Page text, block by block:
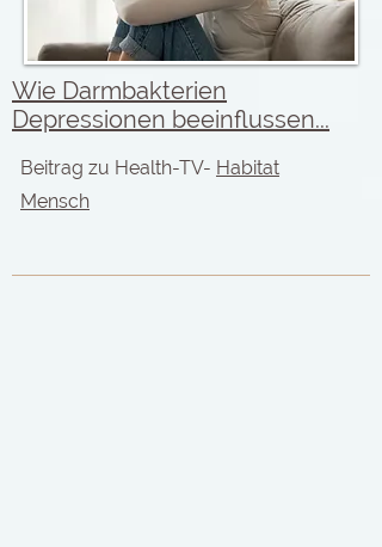
Wie Darmbakterien
Depressionen beeinflussen...
Beitrag zu Health-TV- Habitat
Mensch